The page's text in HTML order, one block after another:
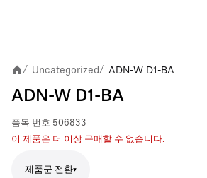
/ Uncategorized / ADN-W D1-BA
ADN-W D1-BA
품목 번호 506833
이 제품은 더 이상 구매할 수 없습니다.
제품군 전환